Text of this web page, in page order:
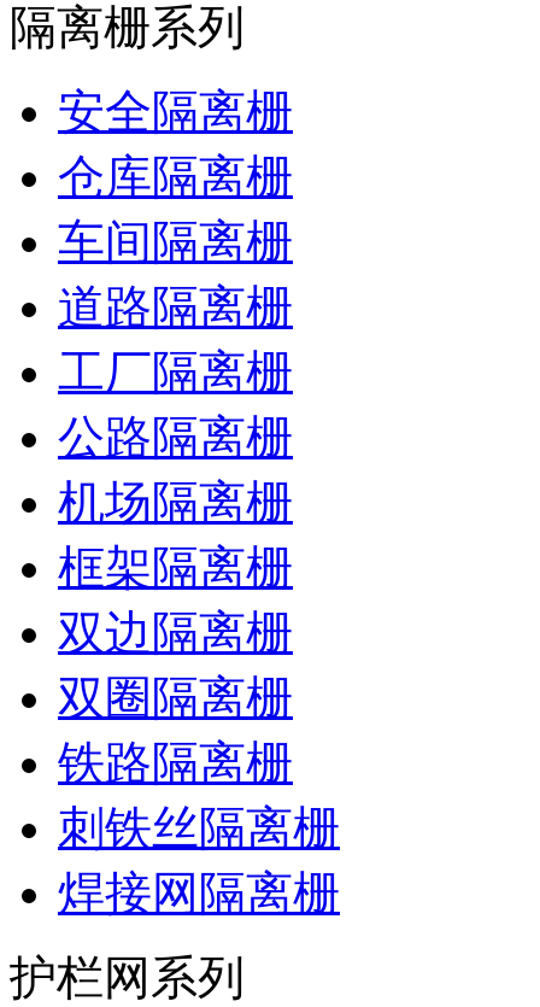
隔离栅系列
安全隔离栅
仓库隔离栅
车间隔离栅
道路隔离栅
工厂隔离栅
公路隔离栅
机场隔离栅
框架隔离栅
双边隔离栅
双圈隔离栅
铁路隔离栅
刺铁丝隔离栅
焊接网隔离栅
护栏网系列